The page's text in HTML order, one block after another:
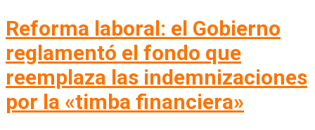
Reforma laboral: el Gobierno
reglamentó el fondo que
reemplaza las indemnizaciones
por la «timba financiera»